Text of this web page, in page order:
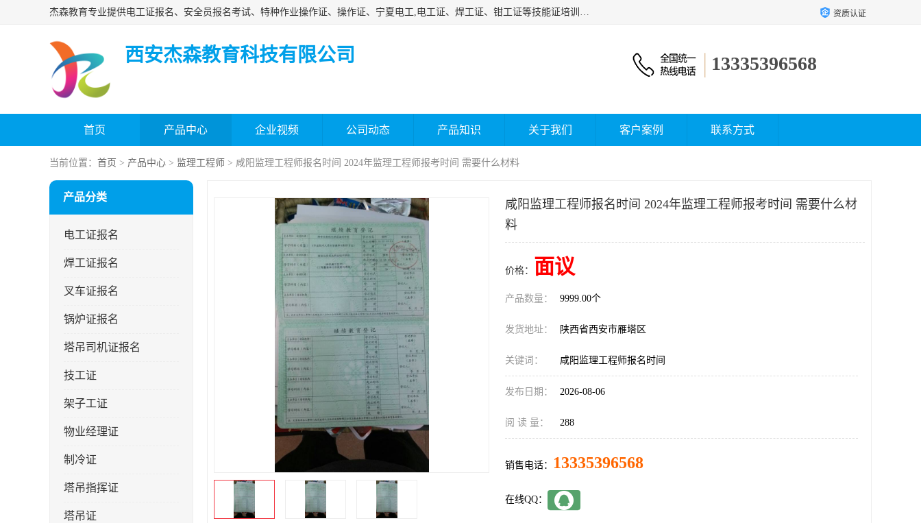
杰森教育专业提供电工证报名、安全员报名考试、特种作业操作证、操作证、宁夏电工,电工证、焊工证、钳工证等技能证培训课程。 资质认证
西安杰森教育科技有限公司 13335396568
首页 产品中心 企业视频 公司动态 产品知识 关于我们 客户案例 联系方式
当前位置： 首页 > 产品中心 > 监理工程师 > 咸阳监理工程师报名时间 2024年监理工程师报考时间 需要什么材料
产品分类
电工证报名
焊工证报名
叉车证报名
锅炉证报名
塔吊司机证报名
技工证
架子工证
物业经理证
制冷证
塔吊指挥证
塔吊证
咸阳监理工程师报名时间 2024年监理工程师报考时间 需要什么材
料
价格： 面议
产品数量： 9999.00个
发货地址： 陕西省西安市雁塔区
关键词： 咸阳监理工程师报名时间
发布日期： 2026-08-06
阅 读 量： 288
销售电话： 13335396568
在线QQ：